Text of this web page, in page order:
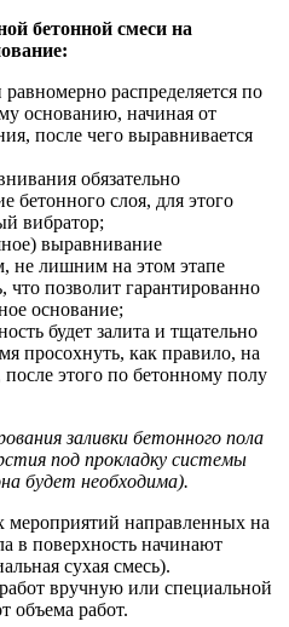
бетонной смеси на
распределяется по
основанию, начиная от
после чего выравнивается
обязательно
бетонного слоя, для этого
вибратор;
выравнивание
не лишним на этом этапе
что позволит гарантированно
основание;
будет залита и тщательно
просохнуть, как правило, на
после этого по бетонному полу
заливки бетонного пола
под прокладку системы
будет необходима).
мероприятий направленных на
в поверхность начинают
сухая смесь).
вручную или специальной
объема работ.